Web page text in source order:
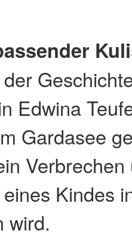
Edwina
Gardasee
Kindes
wird.